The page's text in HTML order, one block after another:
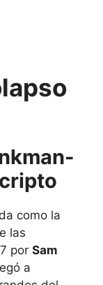
como la
las
por Sam
a